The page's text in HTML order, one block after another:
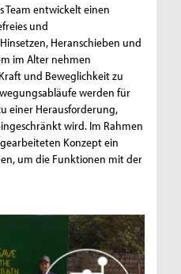
Team entwickelt einen
und
Heranschieben und
im Alter nehmen
und Beweglichkeit zu
werden für
einer Herausforderung,
wird. Im Rahmen
Konzept ein
um die Funktionen mit der